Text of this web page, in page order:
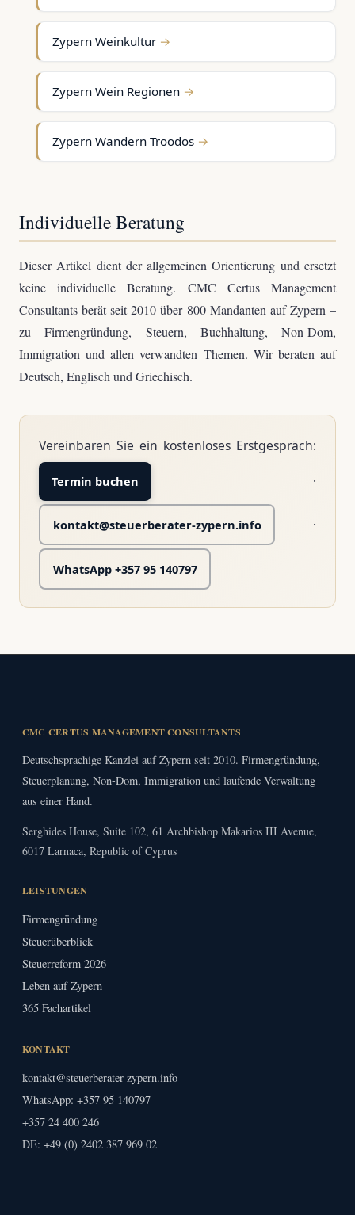
Zypern Weinkultur
Zypern Wein Regionen
Zypern Wandern Troodos
Individuelle Beratung
Dieser Artikel dient der allgemeinen Orientierung und ersetzt
keine individuelle Beratung. CMC Certus Management
Consultants berät seit 2010 über 800 Mandanten auf Zypern –
zu Firmengründung, Steuern, Buchhaltung, Non-Dom,
Immigration und allen verwandten Themen. Wir beraten auf
Deutsch, Englisch und Griechisch.
Vereinbaren Sie ein kostenloses Erstgespräch:
Termin buchen ·
kontakt@steuerberater-zypern.info ·
WhatsApp +357 95 140797
CMC CERTUS MANAGEMENT CONSULTANTS
Deutschsprachige Kanzlei auf Zypern seit 2010. Firmengründung,
Steuerplanung, Non-Dom, Immigration und laufende Verwaltung
aus einer Hand.
Serghides House, Suite 102, 61 Archbishop Makarios III Avenue,
6017 Larnaca, Republic of Cyprus
LEISTUNGEN
Firmengründung
Steuerüberblick
Steuerreform 2026
Leben auf Zypern
365 Fachartikel
KONTAKT
kontakt@steuerberater-zypern.info
WhatsApp: +357 95 140797
+357 24 400 246
DE: +49 (0) 2402 387 969 02